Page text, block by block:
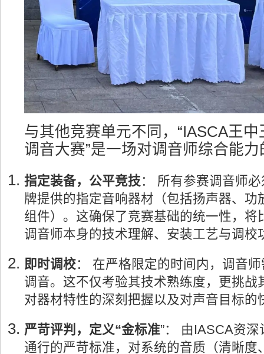
与其他竞赛单元不同，“IASCA王
调音大赛”是一场对调音师综合能
指定装备，公平竞技： 所有参赛调音师
牌提供的指定音响器材（包括扬声器、功
组件）。这确保了竞赛基础的统一性，将
调音师本身的技术理解、安装工艺与调校
即时调校： 在严格限定的时间内，调音
调音。这不仅考验其技术熟练度，更挑战
对器材特性的深刻把握以及对声音目标的
严苛评判，定义“金标准”： 由IASCA资
通行的严苛标准，对系统的音质（清晰度